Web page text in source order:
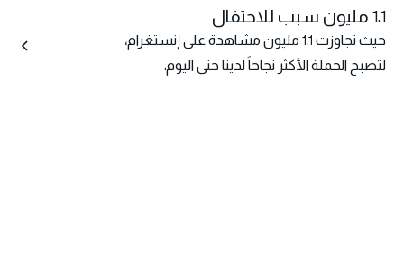
1.1 مليون سبب للاحتفال
حيث تجاوزت 1.1 مليون مشاهدة على إنستغرام،
لتصبح الحملة الأكثر نجاحاً لدينا حتى اليوم.